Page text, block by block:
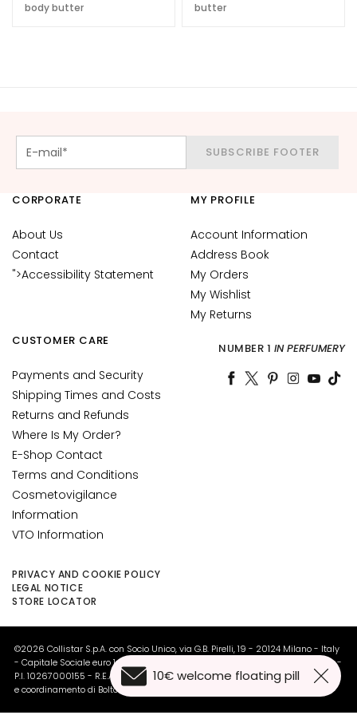
d
t
o
r
N
E
E
D
c
c
e
M
a
g
i
c
h
e
t
i
g
e
body butter
butter
SUBSCRIBE FOOTER
10€ welcome floating pill
CORPORATE
About Us
Contact
">Accessibility Statement
CUSTOMER CARE
Payments and Security
Shipping Times and Costs
Returns and Refunds
Where Is My Order?
E-Shop Contact
Terms and Conditions
Cosmetovigilance
Information
VTO Information
PRIVACY AND COOKIE POLICY
LEGAL NOTICE
STORE LOCATOR
MY PROFILE
Account Information
Address Book
My Orders
My Wishlist
My Returns
NUMBER 1 IN PERFUMERY
©2026 Collistar S.p.A. con Socio Unico, via G.B. Pirelli, 19 - 20124 Milano - Italy
- Capitale Sociale euro 1.050.000,00 interamente versato - C.F. - R.I. Milano -
P.I. 10267000155 - R.E.A MI1361408 - Società soggetta all'attività di direzione
e coordinamento di Bolton Group s.r.l.